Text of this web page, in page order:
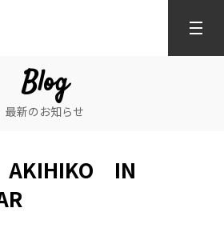
Blog
最新のお知らせ
AKIHIKO IN